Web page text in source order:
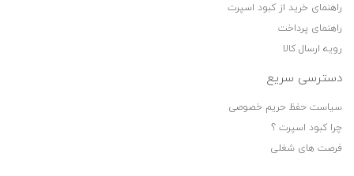
راهنمای خرید از کبود اسپرت
راهنمای پرداخت
رویه ارسال کالا
دسترسی سریع
سیاست حفظ حریم خصوصی
چرا کبود اسپرت ؟
فرصت های شغلی